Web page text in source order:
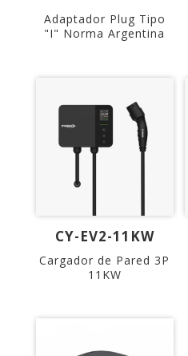
Adaptador Plug Tipo
"I" Norma Argentina
CY-EV2-11KW
Cargador de Pared 3P
11KW